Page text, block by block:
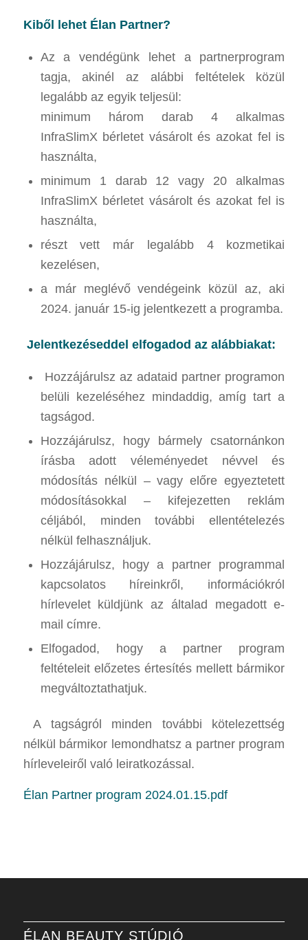
Kiből lehet Élan Partner?
Az a vendégünk lehet a partnerprogram
tagja, akinél az alábbi feltételek közül
legalábbaz egyik teljesül:
minimum három darab 4 alkalmas
InfraSlimX bérletet vásárolt és azokat fel is
használta,
minimum 1 darab 12 vagy 20 alkalmas
InfraSlimX bérletet vásárolt és azokat fel is
használta,
részt vett már legalább 4 kozmetikai
kezelésen,
a már meglévő vendégeink közül az, aki
2024. január 15-ig jelentkezett a programba.
Jelentkezéseddel elfogadod az alábbiakat:
Hozzájárulsz az adataid partner programon
belüli kezeléséhez mindaddig, amíg tart a
tagságod.
Hozzájárulsz, hogy bármely csatornánkon
írásba adott véleményedet névvel és
módosítás nélkül – vagy előre egyeztetett
módosításokkal – kifejezetten reklám
céljából, minden további ellentételezés
nélkül felhasználjuk.
Hozzájárulsz, hogy a partner programmal
kapcsolatos híreinkről, információkról
hírlevelet küldjünk az általad megadott e-
mail címre.
Elfogadod, hogy a partner program
feltételeit előzetes értesítés mellett bármikor
megváltoztathatjuk.
A tagságról minden további kötelezettség
nélkül bármikor lemondhatsz a partner program
hírleveleiről való leiratkozással.
Élan Partner program 2024.01.15.pdf
ÉLAN BEAUTY STÚDIÓ